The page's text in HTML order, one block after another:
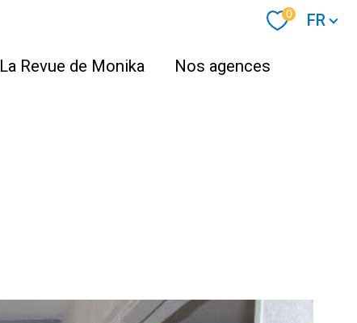
0 Langue
FR
La Revue de Monika Nos agences